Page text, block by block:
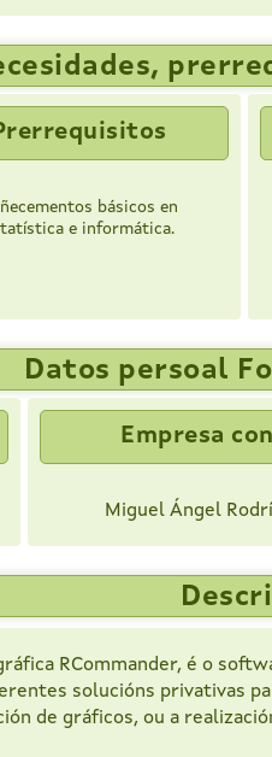
básicos en
e informática.
Datos persoal
Empresa
Miguel Ángel
RCommander, é o
solucións privativas
de gráficos, ou a